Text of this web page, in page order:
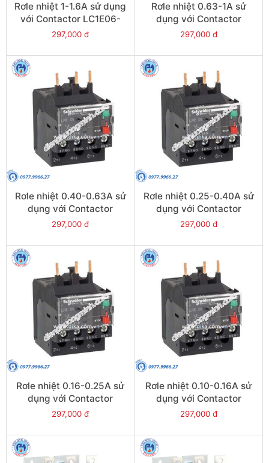
Rơle nhiệt 1-1.6A sử dụng
với Contactor LC1E06-
E38 - Model LRE06
297,000 đ
Rơle nhiệt 0.63-1A sử
dụng với Contactor
LC1E06-E38 - Model
297,000 đ
Rơle nhiệt 0.40-0.63A sử
dụng với Contactor
LC1E06-E38 - Model
297,000 đ
Rơle nhiệt 0.25-0.40A sử
dụng với Contactor
LC1E06-E38 - Model
297,000 đ
Rơle nhiệt 0.16-0.25A sử
dụng với Contactor
LC1E06-E38 - Model
297,000 đ
Rơle nhiệt 0.10-0.16A sử
dụng với Contactor
LC1E06-E38 - Model
297,000 đ